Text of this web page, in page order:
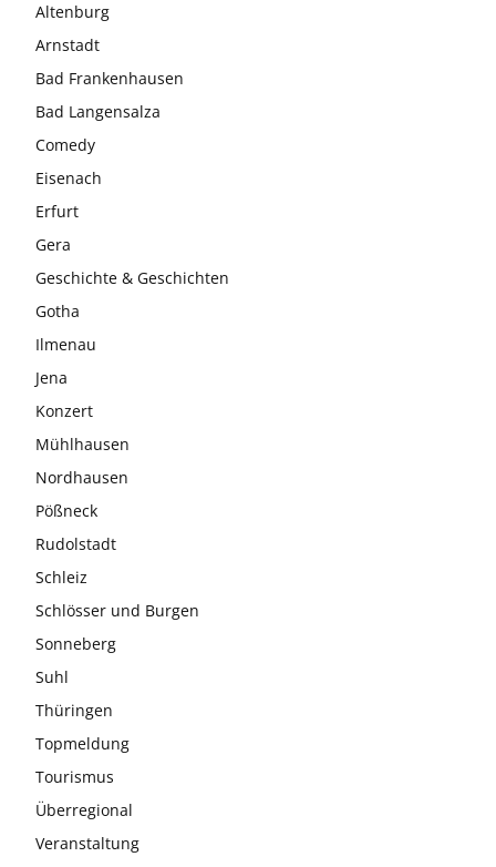
Altenburg
Arnstadt
Bad Frankenhausen
Bad Langensalza
Comedy
Eisenach
Erfurt
Gera
Geschichte & Geschichten
Gotha
Ilmenau
Jena
Konzert
Mühlhausen
Nordhausen
Pößneck
Rudolstadt
Schleiz
Schlösser und Burgen
Sonneberg
Suhl
Thüringen
Topmeldung
Tourismus
Überregional
Veranstaltung